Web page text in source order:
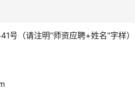
号（请注明“师资应聘+姓名”字样）